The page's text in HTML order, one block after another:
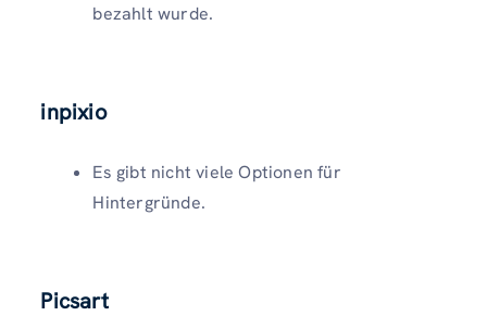
bezahlt wurde.
inpixio
Es gibt nicht viele Optionen für
Hintergründe.
Picsart